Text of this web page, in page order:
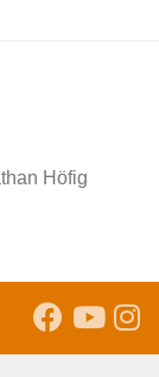
Höfig